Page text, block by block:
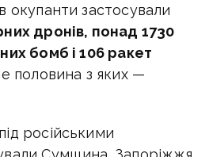
окупанти застосували
дронів, понад 1730
бомб і 106 ракет
половина з яких —
російськими